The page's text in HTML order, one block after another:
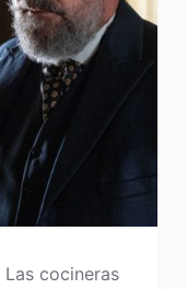
Las cocineras